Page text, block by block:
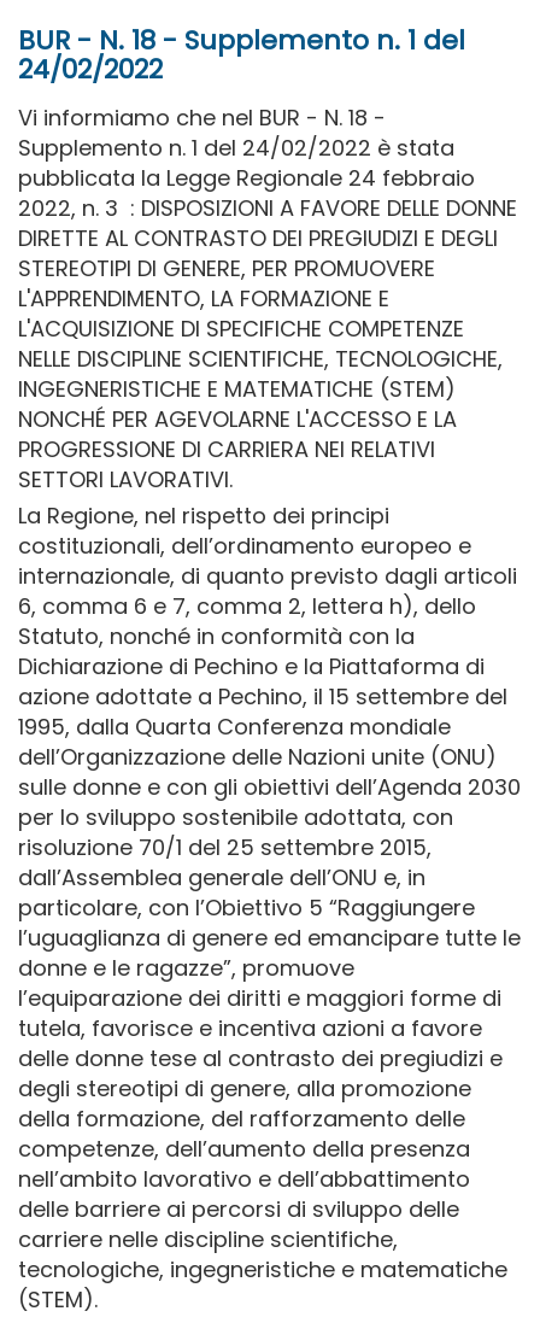
BUR - N. 18 - Supplemento n. 1 del
24/02/2022
Vi informiamo che nel BUR - N. 18 -
Supplemento n. 1 del 24/02/2022 è stata
pubblicata la Legge Regionale 24 febbraio
2022, n. 3 : DISPOSIZIONI A FAVORE DELLE DONNE
DIRETTE AL CONTRASTO DEI PREGIUDIZI E DEGLI
STEREOTIPI DI GENERE, PER PROMUOVERE
L'APPRENDIMENTO, LA FORMAZIONE E
L'ACQUISIZIONE DI SPECIFICHE COMPETENZE
NELLE DISCIPLINE SCIENTIFICHE, TECNOLOGICHE,
INGEGNERISTICHE E MATEMATICHE (STEM)
NONCHÉ PER AGEVOLARNE L'ACCESSO E LA
PROGRESSIONE DI CARRIERA NEI RELATIVI
SETTORI LAVORATIVI.
La Regione, nel rispetto dei principi
costituzionali, dell’ordinamento europeo e
internazionale, di quanto previsto dagli articoli
6, comma 6 e 7, comma 2, lettera h), dello
Statuto, nonché in conformità con la
Dichiarazione di Pechino e la Piattaforma di
azione adottate a Pechino, il 15 settembre del
1995, dalla Quarta Conferenza mondiale
dell’Organizzazione delle Nazioni unite (ONU)
sulle donne e con gli obiettivi dell’Agenda 2030
per lo sviluppo sostenibile adottata, con
risoluzione 70/1 del 25 settembre 2015,
dall’Assemblea generale dell’ONU e, in
particolare, con l’Obiettivo 5 “Raggiungere
l’uguaglianza di genere ed emancipare tutte le
donne e le ragazze”, promuove
l’equiparazione dei diritti e maggiori forme di
tutela, favorisce e incentiva azioni a favore
delle donne tese al contrasto dei pregiudizi e
degli stereotipi di genere, alla promozione
della formazione, del rafforzamento delle
competenze, dell’aumento della presenza
nell’ambito lavorativo e dell’abbattimento
delle barriere ai percorsi di sviluppo delle
carriere nelle discipline scientifiche,
tecnologiche, ingegneristiche e matematiche
(STEM).